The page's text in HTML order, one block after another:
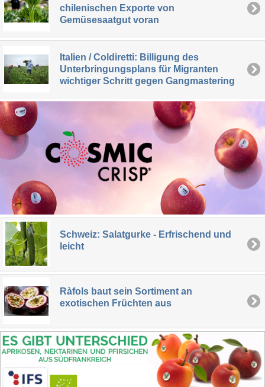
chilenischen Exporte von
Gemüsesaatgut voran
Italien / Coldiretti: Billigung des
Unterbringungsplans für Migranten
wichtiger Schritt gegen Gangmastering
Schweiz: Salatgurke - Erfrischend und
leicht
Ràfols baut sein Sortiment an
exotischen Früchten aus